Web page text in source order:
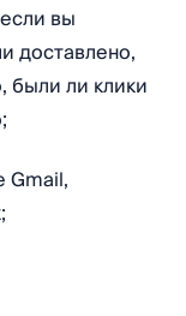
вы
доставлено,
были ли клики
Gmail,